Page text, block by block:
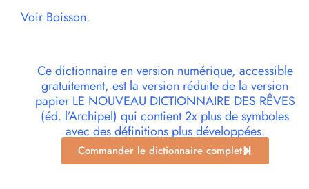
Voir Boisson.
Ce dictionnaire en version numérique, accessible
gratuitement, est la version réduite de la version
papier LE NOUVEAU DICTIONNAIRE DES RÊVES
(éd. l’Archipel) qui contient 2x plus de symboles
avec des définitions plus développées.
Commander le dictionnaire complet